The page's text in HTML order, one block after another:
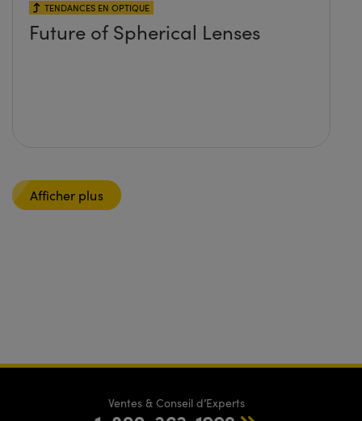
TENDANCES EN OPTIQUE
Future of Spherical Lenses
Afficher plus
Ventes & Conseil d’Experts